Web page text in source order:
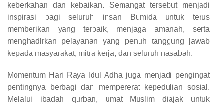
keberkahan dan kebaikan. Semangat tersebut menjadi
inspirasi bagi seluruh insan Bumida untuk terus
memberikan yang terbaik, menjaga amanah, serta
menghadirkan pelayanan yang penuh tanggung jawab
kepada masyarakat, mitra kerja, dan seluruh nasabah.
Momentum Hari Raya Idul Adha juga menjadi pengingat
pentingnya berbagi dan mempererat kepedulian sosial.
Melalui ibadah qurban, umat Muslim diajak untuk